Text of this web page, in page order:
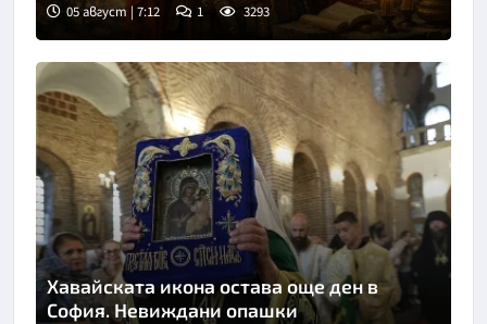
05 август | 7:12 1 3293
Хавайската икона остава още ден в
София. Невиждани опашки